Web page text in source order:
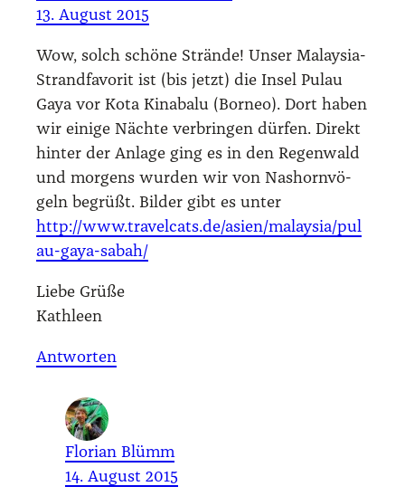
13. August 2015
Wow, solch schö­ne Strän­de! Unser Malay­sia-
Strand­fa­vo­rit ist (bis jetzt) die Insel Pulau
Gaya vor Kota Kina­ba­lu (Bor­neo). Dort haben
wir eini­ge Näch­te ver­brin­gen dür­fen. Direkt
hin­ter der Anla­ge ging es in den Regen­wald
und mor­gens wur­den wir von Nas­horn­vö­
geln begrüßt. Bil­der gibt es unter
http://www.travelcats.de/asien/malaysia/pul
au-gaya-sabah/
Lie­be Grü­ße
Kath­le­en
Antworten
Florian Blümm
14. August 2015